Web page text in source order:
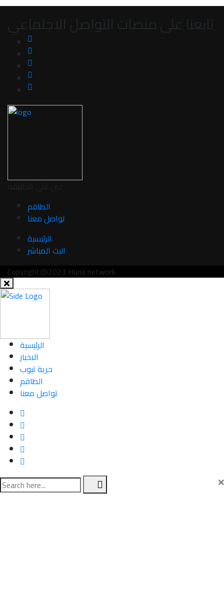
تابعنا على منصات التواصل الاجتماعي
عين على الحقيقة
الطاقم
تواصل معنا
الرئيسية
البث المباشر
Copyright@2023 Huria network
الرئيسية
الاخبار
حرية تيوب
الطاقم
تواصل معنا
×